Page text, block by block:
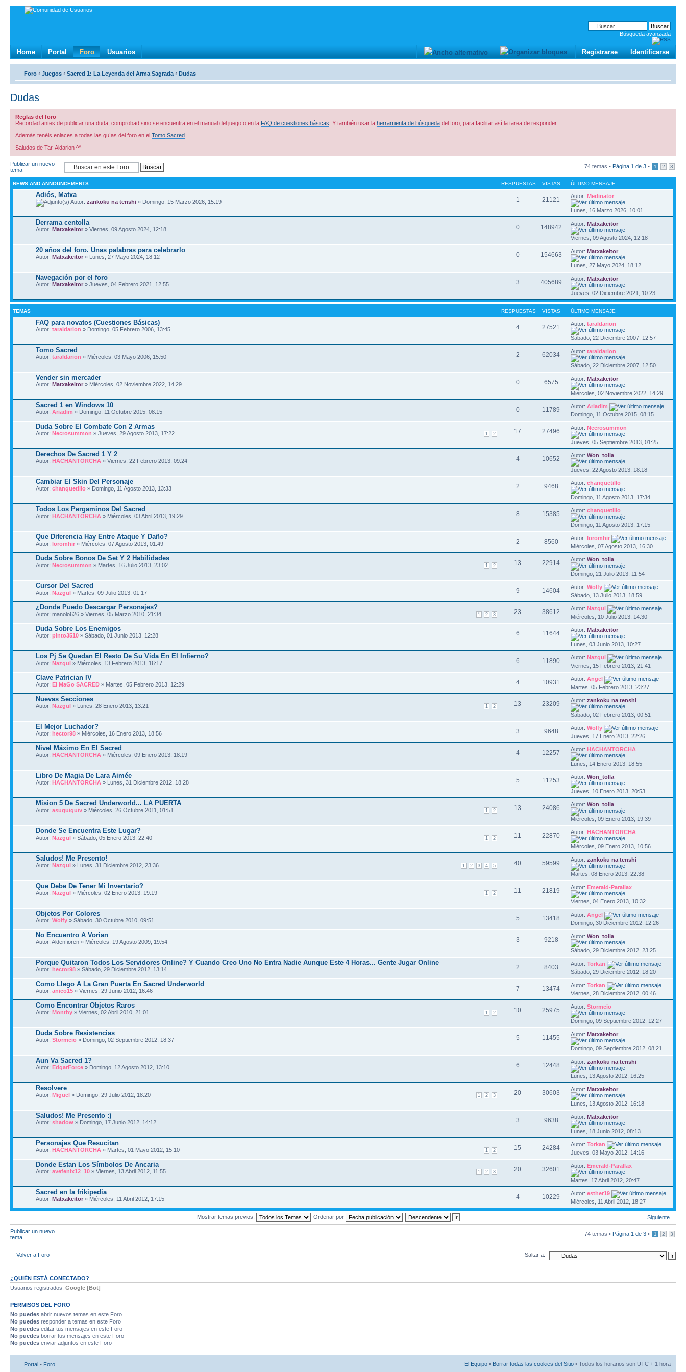
Búsqueda avanzada
Home Portal Foro Usuarios Identificarse
Registrarse
Foro ‹ Juegos ‹ Sacred 1: La Leyenda del Arma Sagrada ‹ Dudas
Dudas
Reglas del foro
Recordad antes de publicar una duda, comprobad sino se encuentra en el manual del juego o en la FAQ de cuestiones básicas . Y también usar la herramienta de búsqueda del foro, para facilitar así­ la tarea de responder.
Además tenéis enlaces a todas las guías del foro en el Tomo Sacred
Saludos de Tar-Aldarion ^^
Publicar un nuevo
tema
74 temas • Página 1 de 3 • 1 2 3
NEWS AND ANNOUNCEMENTS RESPUESTAS VISTAS ÚLTIMO MENSAJE
Adiós, Matxa
Autor: zankoku na tenshi » Domingo, 15 Marzo 2026, 15:19 1 21121 Autor:Medinator
Lunes, 16 Marzo 2026, 10:01
Derrama centolla
Autor: Matxakeitor » Viernes, 09 Agosto 2024, 12:18 0 148942 Autor:Matxakeitor
Viernes, 09 Agosto 2024, 12:18
20 años del foro. Unas palabras para celebrarlo
Autor: Matxakeitor » Lunes, 27 Mayo 2024, 18:12 0 154663 Autor:Matxakeitor
Lunes, 27 Mayo 2024, 18:12
Navegación por el foro
Autor: Matxakeitor » Jueves, 04 Febrero 2021, 12:55 3 405689 Autor:Matxakeitor
Jueves, 02 Diciembre 2021, 10:23
TEMAS RESPUESTAS VISTAS ÚLTIMO MENSAJE
FAQ para novatos (Cuestiones Básicas)
Autor: taraldarion » Domingo, 05 Febrero 2006, 13:45 4 27521 Autor:taraldarion
Sábado, 22 Diciembre 2007, 12:57
Tomo Sacred
Autor: taraldarion » Miércoles, 03 Mayo 2006, 15:50 2 62034 Autor:taraldarion
Sábado, 22 Diciembre 2007, 12:50
Vender sin mercader
Autor: Matxakeitor » Miércoles, 02 Noviembre 2022, 14:29 0 6575 Autor:Matxakeitor
Miércoles, 02 Noviembre 2022, 14:29
Sacred 1 en Windows 10
Autor: Ariadim » Domingo, 11 Octubre 2015, 08:15 0 11789 Autor:Ariadim
Domingo, 11 Octubre 2015, 08:15
Duda Sobre El Combate Con 2 Armas
1 2
Autor: Necrosummon » Jueves, 29 Agosto 2013, 17:22 17 27496 Autor:Necrosummon
Jueves, 05 Septiembre 2013, 01:25
Derechos De Sacred 1 Y 2
Autor: HACHANTORCHA » Viernes, 22 Febrero 2013, 09:24 4 10652 Autor:Won_tolla
Jueves, 22 Agosto 2013, 18:18
Cambiar El Skin Del Personaje
Autor: chanquetillo » Domingo, 11 Agosto 2013, 13:33 2 9468 Autor:chanquetillo
Domingo, 11 Agosto 2013, 17:34
Todos Los Pergaminos Del Sacred
Autor: HACHANTORCHA » Miércoles, 03 Abril 2013, 19:29 8 15385 Autor:chanquetillo
Domingo, 11 Agosto 2013, 17:15
Que Diferencia Hay Entre Ataque Y Daño?
Autor: loromhir » Miércoles, 07 Agosto 2013, 01:49 2 8560 Autor:loromhir
Miércoles, 07 Agosto 2013, 16:30
Duda Sobre Bonos De Set Y 2 Habilidades
1 2
Autor: Necrosummon » Martes, 16 Julio 2013, 23:02 13 22914 Autor:Won_tolla
Domingo, 21 Julio 2013, 11:54
Cursor Del Sacred
Autor: Nazgul » Martes, 09 Julio 2013, 01:17 9 14604 Autor:Wolfy
Sábado, 13 Julio 2013, 18:59
¿Donde Puedo Descargar Personajes?
1 2 3
Autor: manolo626 » Viernes, 05 Marzo 2010, 21:34 23 38612 Autor:Nazgul
Miércoles, 10 Julio 2013, 14:30
Duda Sobre Los Enemigos
Autor: pinto3510 » Sábado, 01 Junio 2013, 12:28 6 11644 Autor:Matxakeitor
Lunes, 03 Junio 2013, 10:27
Los Pj Se Quedan El Resto De Su Vida En El Infierno?
Autor: Nazgul » Miércoles, 13 Febrero 2013, 16:17 6 11890 Autor:Nazgul
Viernes, 15 Febrero 2013, 21:41
Clave Patrician IV
Autor: El MaGo SACRED » Martes, 05 Febrero 2013, 12:29 4 10931 Autor:Angel
Martes, 05 Febrero 2013, 23:27
Nuevas Secciones
1 2
Autor: Nazgul » Lunes, 28 Enero 2013, 13:21 13 23209 Autor:zankoku na tenshi
Sábado, 02 Febrero 2013, 00:51
El Mejor Luchador?
Autor: hector98 » Miércoles, 16 Enero 2013, 18:56 3 9648 Autor:Wolfy
Jueves, 17 Enero 2013, 22:26
Nivel Máximo En El Sacred
Autor: HACHANTORCHA » Miércoles, 09 Enero 2013, 18:19 4 12257 Autor:HACHANTORCHA
Lunes, 14 Enero 2013, 18:55
Libro De Magia De Lara Aimée
Autor: HACHANTORCHA » Lunes, 31 Diciembre 2012, 18:28 5 11253 Autor:Won_tolla
Jueves, 10 Enero 2013, 20:53
Mision 5 De Sacred Underworld... LA PUERTA
1 2
Autor: asuguiguiv » Miércoles, 26 Octubre 2011, 01:51 13 24086 Autor:Won_tolla
Miércoles, 09 Enero 2013, 19:39
Donde Se Encuentra Este Lugar?
1 2
Autor: Nazgul » Sábado, 05 Enero 2013, 22:40 11 22870 Autor:HACHANTORCHA
Miércoles, 09 Enero 2013, 10:56
Saludos! Me Presento!
1 2 3 4 5
Autor: Nazgul » Lunes, 31 Diciembre 2012, 23:36 40 59599 Autor:zankoku na tenshi
Martes, 08 Enero 2013, 22:38
Que Debe De Tener Mi Inventario?
1 2
Autor: Nazgul » Miércoles, 02 Enero 2013, 19:19 11 21819 Autor:Emerald-Parallax
Viernes, 04 Enero 2013, 10:32
Objetos Por Colores
Autor: Wolfy » Sábado, 30 Octubre 2010, 09:51 5 13418 Autor:Angel
Domingo, 30 Diciembre 2012, 12:26
No Encuentro A Vorian
Autor: Aldenfioren » Miércoles, 19 Agosto 2009, 19:54 3 9218 Autor:Won_tolla
Sábado, 29 Diciembre 2012, 23:25
Porque Quitaron Todos Los Servidores Online? Y Cuando Creo Uno No Entra Nadie Aunque Este 4 Horas... Gente Jugar Online
Autor: hector98 » Sábado, 29 Diciembre 2012, 13:14 2 8403 Autor:Torkan
Sábado, 29 Diciembre 2012, 18:20
Como Llego A La Gran Puerta En Sacred Underworld
Autor: anico15 » Viernes, 29 Junio 2012, 16:46 7 13474 Autor:Torkan
Viernes, 28 Diciembre 2012, 00:46
Como Encontrar Objetos Raros
1 2
Autor: Monthy » Viernes, 02 Abril 2010, 21:01 10 25975 Autor:Stormcio
Domingo, 09 Septiembre 2012, 12:27
Duda Sobre Resistencias
Autor: Stormcio » Domingo, 02 Septiembre 2012, 18:37 5 11455 Autor:Matxakeitor
Domingo, 09 Septiembre 2012, 08:21
Aun Va Sacred 1?
Autor: EdgarForce » Domingo, 12 Agosto 2012, 13:10 6 12448 Autor:zankoku na tenshi
Lunes, 13 Agosto 2012, 16:25
Resolvere
1 2 3
Autor: Miguel » Domingo, 29 Julio 2012, 18:20 20 30603 Autor:Matxakeitor
Lunes, 13 Agosto 2012, 16:18
Saludos! Me Presento :)
Autor: shadow » Domingo, 17 Junio 2012, 14:12 3 9638 Autor:Matxakeitor
Lunes, 18 Junio 2012, 08:13
Personajes Que Resucitan
1 2
Autor: HACHANTORCHA » Martes, 01 Mayo 2012, 15:10 15 24284 Autor:Torkan
Jueves, 03 Mayo 2012, 14:16
Donde Estan Los Símbolos De Ancaria
1 2 3
Autor: avefenix12_10 » Viernes, 13 Abril 2012, 11:55 20 32601 Autor:Emerald-Parallax
Martes, 17 Abril 2012, 20:47
Sacred en la frikipedia
Autor: Matxakeitor » Miércoles, 11 Abril 2012, 17:15 4 10229 Autor:esther19
Miércoles, 11 Abril 2012, 18:27
Siguiente
Mostrar temas previos: Ordenar por
Publicar un nuevo
tema
74 temas • Página 1 de 3 • 1 2 3
Volver a Foro Saltar a:
¿QUIÉN ESTÁ CONECTADO?
Usuarios registrados: Google [Bot]
PERMISOS DEL FORO
No puedes abrir nuevos temas en este Foro
No puedes responder a temas en este Foro
No puedes editar tus mensajes en este Foro
No puedes borrar tus mensajes en este Foro
No puedes enviar adjuntos en este Foro
Portal • Foro El Equipo • Borrar todas las cookies del Sitio • Todos los horarios son UTC + 1 hora